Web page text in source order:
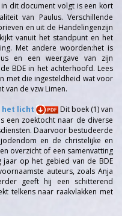
dit document volgt is een kort
van Paulus. Verschillende
en uit de Handelingenzijn
vanuit het standpunt en het
Met andere woorden:het is
en een weergave van zijn
BDE in het achterhoofd. Lees
met die ingesteldheid wat voor
van de vzw Limen.
het licht
Dit boek (1) van
een zoektocht naar de diverse
Daarvoor bestudeerde
en de christelijke en
overzicht of een samenvatting
op het gebied van de BDE
auteurs, zoals Anja
geeft hij een schitterend
telkens naar raakvlakken met